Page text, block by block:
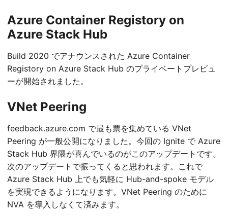
Azure Container Registory on
Azure Stack Hub
Build 2020 でアナウンスされた Azure Container
Registory on Azure Stack Hub のプライベートプレビュ
ーが開始されました。
VNet Peering
feedback.azure.com で最も票を集めている VNet
Peering が一般公開になりました。今回の Ignite で Azure
Stack Hub 界隈が喜んでいるのがこのアップデートです。
次のアップデートで振ってくると思われます。これで
Azure Stack Hub 上でも気軽に Hub-and-spoke モデル
を実現できるようになります。VNet Peering のために
NVA を導入しなくて済みます。